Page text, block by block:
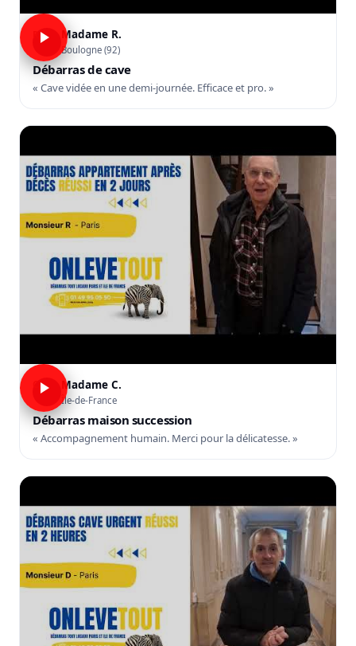
Madame R.
Boulogne (92)
Débarras de cave
« Cave vidée en une demi-journée. Efficace et pro. »
Madame C.
Île-de-France
Débarras maison succession
« Accompagnement humain. Merci pour la délicatesse. »